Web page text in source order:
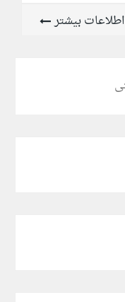
اطلاعات بیشتر